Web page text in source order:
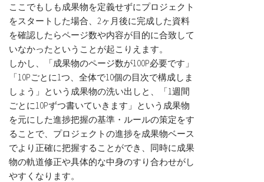
ここでもしも成果物を定義せずにプロジェクト
をスタートした場合、2ヶ月後に完成した資料
を確認したらページ数や内容が目的に合致して
いなかったということが起こりえます。
しかし、「成果物のページ数が100P必要です」
「10Pごとに1つ、全体で10個の目次で構成しま
しょう」という成果物の洗い出しと、「1週間
ごとに10Pずつ書いていきます」という成果物
を元にした進捗把握の基準・ルールの策定をす
ることで、プロジェクトの進捗を成果物ベース
でより正確に把握することができ、同時に成果
物の軌道修正や具体的な中身のすり合わせがし
やすくなります。